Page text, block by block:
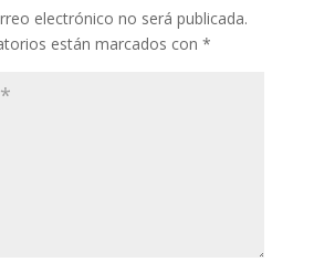
electrónico no será publicada.
están marcados con *